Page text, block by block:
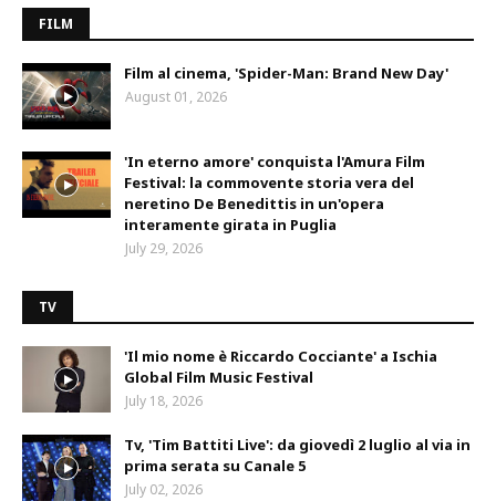
FILM
Film al cinema, 'Spider-Man: Brand New Day'
August 01, 2026
'In eterno amore' conquista l'Amura Film
Festival: la commovente storia vera del
neretino De Benedittis in un'opera
interamente girata in Puglia
July 29, 2026
TV
'Il mio nome è Riccardo Cocciante' a Ischia
Global Film Music Festival
July 18, 2026
Tv, 'Tim Battiti Live': da giovedì 2 luglio al via in
prima serata su Canale 5
July 02, 2026